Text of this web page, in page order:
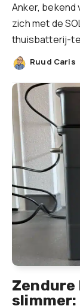
Anker,
zich met de
thuisbatterij-
Ruud Caris
Zendure
slimmer: